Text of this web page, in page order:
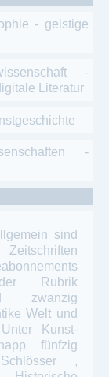
- geistige
-
Literatur
-
sind
Rubrik
zwanzig
Welt und
Kunst-
fünfzig
,